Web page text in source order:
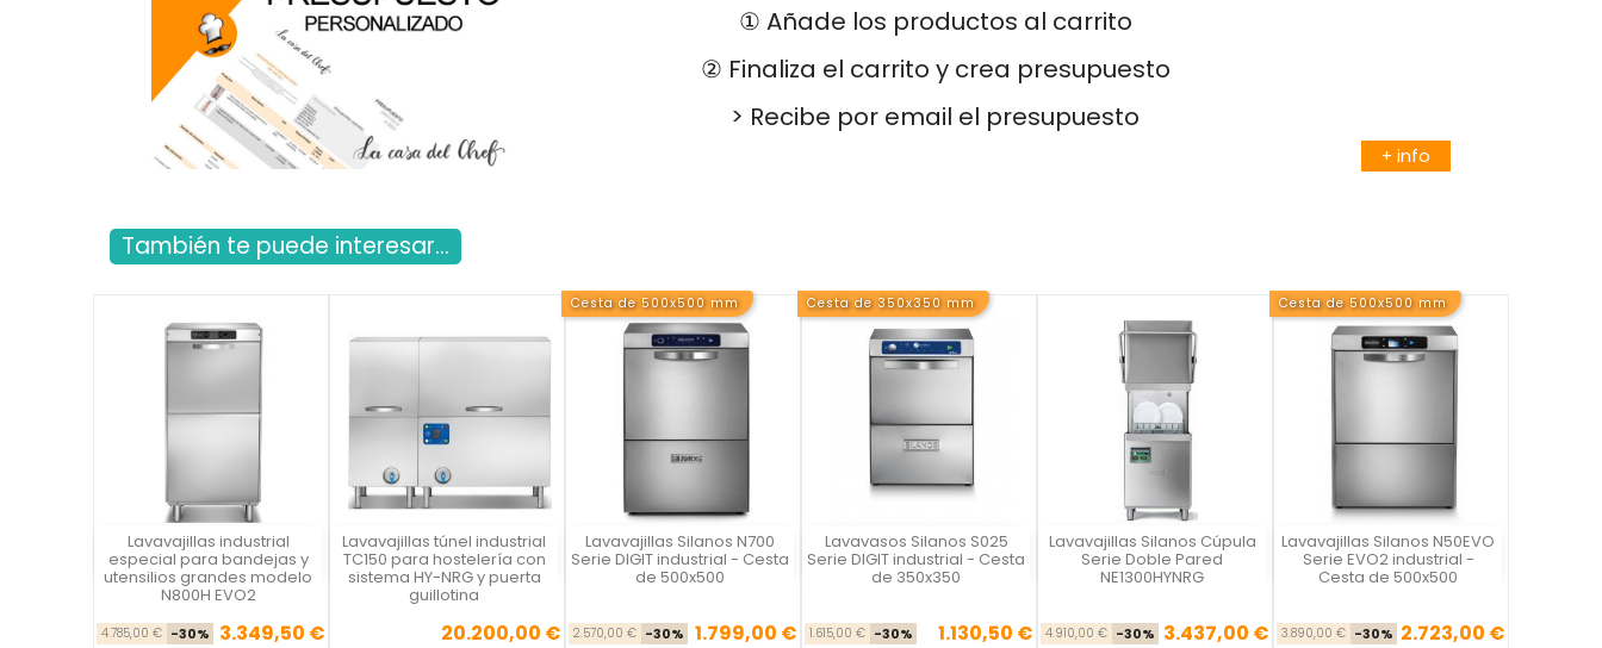
① Añade los productos al carrito
② Finaliza el carrito y crea presupuesto
> Recibe por email el presupuesto
+ info
También te puede interesar...
Lavavajillas industrial
especial para bandejas y
utensilios grandes modelo
N800H EVO2
Precio base
4.785,00 € -30% Precio
3.349,50 €

Vista rápida Lavavajillas túnel industrial
TC150 para hostelería con
sistema HY-NRG y puerta
guillotina
Precio
20.200,00 €

Vista rápida
Cesta de 500x500 mm
Lavavajillas Silanos N700
Serie DIGIT industrial - Cesta
de 500x500
Precio base
2.570,00 € -30% Precio
1.799,00 €

Vista rápida
Cesta de 350x350 mm
Lavavasos Silanos S025
Serie DIGIT industrial - Cesta
de 350x350
Precio base
1.615,00 € -30% Precio
1.130,50 €

Vista rápida Lavavajillas Silanos Cúpula
Serie Doble Pared
NE1300HYNRG
Precio base
4.910,00 € -30% Precio
3.437,00 €

Vista rápida
Cesta de 500x500 mm
Lavavajillas Silanos N50EVO
Serie EVO2 industrial -
Cesta de 500x500
Precio base
3.890,00 € -30% Precio
2.723,00 €

Vista rápida